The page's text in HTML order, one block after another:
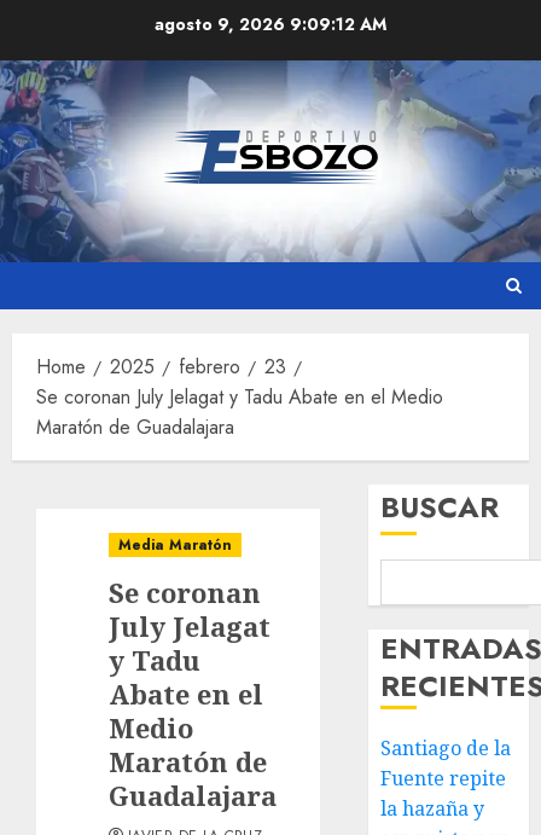
content
agosto 9, 2026 9:09:12 AM
Home 2025 febrero
23
Se coronan July Jelagat y Tadu Abate en el Medio
Maratón de Guadalajara
Media Maratón
Se coronan
July Jelagat
y Tadu
Abate en el
Medio
Maratón de
Guadalajara
BUSCAR
Santiago de la
Fuente repite
la hazaña y